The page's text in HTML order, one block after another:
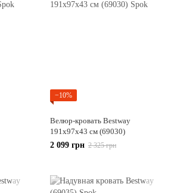
−10%
Велюр-кровать Bestway
191х97х43 см (69030)
2 099 грн 2 325 грн